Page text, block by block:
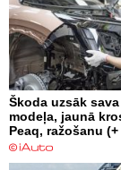
Škoda uzsāk
modeļa, jaunā
Peaq, ražošanu (+